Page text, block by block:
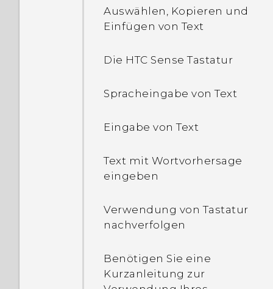
Was kann ich tun, wenn
Kennwort vergessen
meinen Apps keine
nutzen?
Display nicht, wenn ich
das Telefon auf die Seite
Ich habe einige Dateien
über Bluetooth an
Auswählen, Kopieren und
Einfügen von Text
Die HTC Sense Tastatur
Spracheingabe von Text
Eingabe von Text
Text mit Wortvorhersage
eingeben
Verwendung von Tastatur
nachverfolgen
Benötigen Sie eine
Kurzanleitung zur